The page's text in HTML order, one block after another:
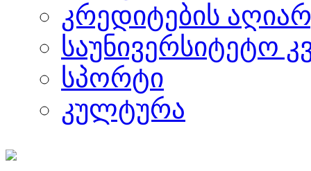
კრედიტების
საუნივერსიტეტო
სპორტი
კულტურა